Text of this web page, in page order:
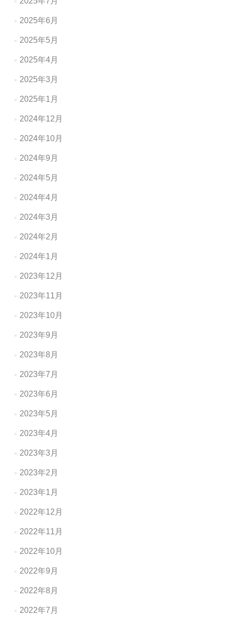
2025年6月
2025年5月
2025年4月
2025年3月
2025年1月
2024年12月
2024年10月
2024年9月
2024年5月
2024年4月
2024年3月
2024年2月
2024年1月
2023年12月
2023年11月
2023年10月
2023年9月
2023年8月
2023年7月
2023年6月
2023年5月
2023年4月
2023年3月
2023年2月
2023年1月
2022年12月
2022年11月
2022年10月
2022年9月
2022年8月
2022年7月